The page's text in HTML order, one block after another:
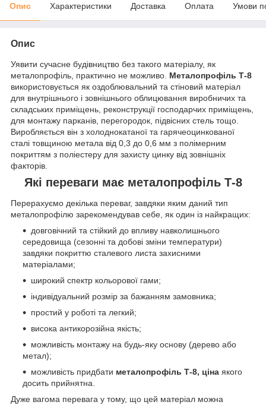
Опис Характеристики Доставка Оплата Умови
Опис
Уявити сучасне будівництво без такого матеріалу, як
металопрофіль, практично не можливо. Металопрофіль Т-8
використовується як оздоблювальний та стіновий матеріал
для внутрішнього і зовнішнього облицювання виробничих та
складських приміщень, реконструкції господарчих приміщень,
для монтажу парканів, перегородок, підвісних стель тощо.
Виробляється він з холоднокатаної та гарячеоцинкованої
сталі товщиною метала від 0,3 до 0,6 мм з полімерним
покриттям з поліестеру для захисту цинку від зовнішніх
факторів.
Які переваги має металопрофіль Т-8
Перерахуємо декілька переваг, завдяки яким даний тип
металопрофілю зарекомендував себе, як один із найкращих:
довговічний та стійкий до впливу навколишнього
середовища (сезонні та добові зміни температури)
завдяки покриттю сталевого листа захисними
матеріалами;
широкий спектр кольорової гами;
індивідуальний розмір за бажанням замовника;
простий у роботі та легкий;
висока антикорозійна якість;
можливість монтажу на будь-яку основу (дерево або
метал);
можливість придбати металопрофіль Т-8, ціна якого
досить прийнятна.
Дуже вагома перевага у тому, що цей матеріал можна